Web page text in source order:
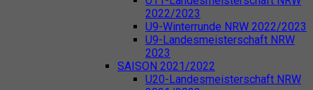
2022/2023
U9-Winterrunde NRW 2022/2023
U9-Landesmeisterschaft NRW
2023
SAISON 2021/2022
U20-Landesmeisterschaft NRW